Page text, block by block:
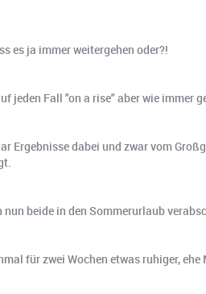
es ja immer weitergehen oder?!
jeden Fall "on a rise" aber wie
Ergebnisse dabei und zwar vom
nun beide in den Sommerurlaub
für zwei Wochen etwas ruhiger,